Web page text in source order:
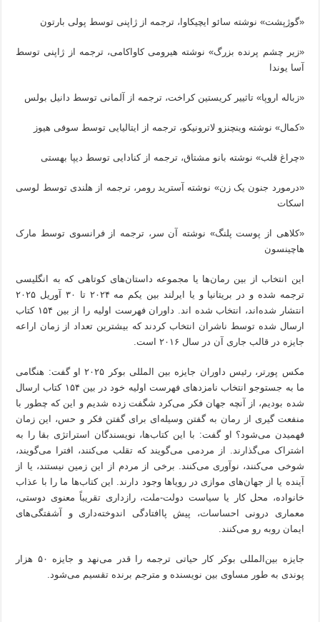
«گوژپشت» نوشته سائو ایچیکاوا، ترجمه از ژاپنی توسط پولی بارتون
«زیر چشم پرنده بزرگ» نوشته هیرومی کاواکامی، ترجمه از ژاپنی توسط
آسا یوندا
«زباله اروپا» تاثییر کریستین کراخت، ترجمه از آلمانی توسط دانیل بولس
«کمال» نوشته وینچنزو لاترونیکو، ترجمه از ایتالیایی توسط سوفی هیوز
«چراغ قلب» نوشته بانو مشتاق، ترجمه از کنادایی توسط دیپا بهستی
«درمورد جنون یک زن» نوشته آسترید رومر، ترجمه از هلندی توسط لوسی
اسکات
«کلاهی از پوست پلنگ» نوشته آن سر، ترجمه از فرانسوی توسط مارک
هاچینسون
این انتخاب از بین رمان‌ها یا مجموعه داستان‌های کوتاهی که به انگلیسی
ترجمه شده و در بریتانیا و یا ایرلند بین یکم مه ۲۰۲۴ تا ۳۰ آوریل ۲۰۲۵
انتشار شده‌اند، انتخاب شده اند. داوران فهرست اولیه را از بین ۱۵۴ کتاب
ارسال شده توسط ناشران انتخاب کردند که بیشترین تعداد از زمان اراعه
جایزه در قالب جاری آن در سال ۲۰۱۶ است.
مکس پورتر، رئیس داوران جایزه بین المللی بوکر ۲۰۲۵ او گفت: هنگامی
ما به جستوجو انتخاب نامزدهای فهرست اولیه خود در بین ۱۵۴ کتاب ارسال
شده بودیم، از آنچه جهان فکر می‌کرد شگفت زده شدیم و این که چطور با
منفعت گیری از رمان به گفتن وسیله‌ای برای گفتن فکر و حس، این زمان
فهمیدن می‌شود؟ او گفت: با این کتاب‌ها، نویسندگان استراتژی بقا را به
اشتراک می‌گذارند. از مردمی می‌گویند که تقلب می‌کنند، افترا می‌گویند،
شوخی می‌کنند، نوآوری می‌کنند. برخی از مردم از این زمین نیستند، یا از
آینده یا از جهان‌های موازی در رویاها وجود دارند. این کتاب‌ها ما را با عذاب
خانواده، محل کار یا سیاست دولت-ملت، رازداری تقریباً معنوی دوستی،
معماری درونی احساسات، پیش پاافتادگی اندوخته‌داری و آشفتگی‌های
ایمان روبه رو می‌کنند.
جایزه بین‌المللی بوکر کار حیاتی ترجمه را قدر می‌نهد و جایزه ۵۰ هزار
پوندی به طور مساوی بین نویسنده و مترجم برنده تقسیم می‌شود.